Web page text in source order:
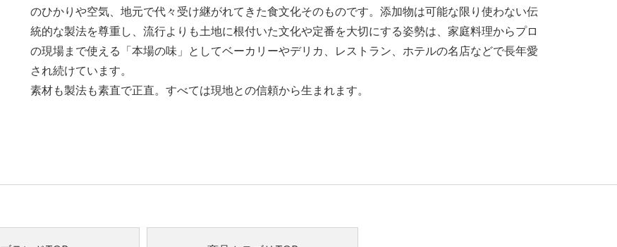
のひかりや空気、地元で代々受け継がれてきた食文化そのものです。添加物は可能な限り使わない伝
統的な製法を尊重し、流行よりも土地に根付いた文化や定番を大切にする姿勢は、家庭料理からプロ
の現場まで使える「本場の味」としてベーカリーやデリカ、レストラン、ホテルの名店などで長年愛
され続けています。
素材も製法も素直で正直。すべては現地との信頼から生まれます。